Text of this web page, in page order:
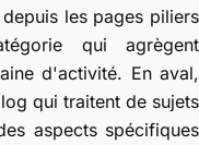
les pages piliers
qui agrègent
d'activité. En aval,
qui traitent de sujets
aspects spécifiques